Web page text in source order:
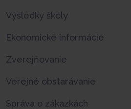
Výsledky školy
Ekonomické informácie
Zverejňovanie
Verejné obstarávanie
Správa o zákazkách